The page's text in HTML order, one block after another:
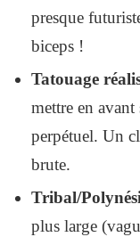
presque
biceps !
Tatouage
mettre en avant
perpétuel. Un
brute.
Tribal/
plus large